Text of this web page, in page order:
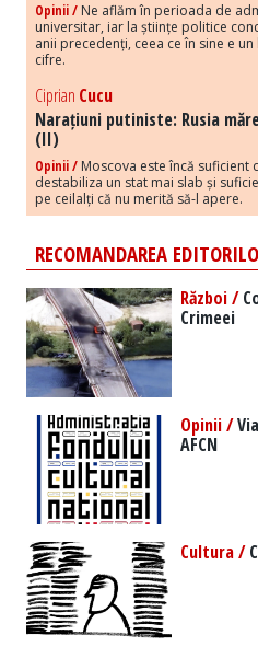
Opinii / Ne aflăm în perioada de
universitar, iar la științe politice
anii precedenți, ceea ce în sine e
cifre.
Ciprian Cucu
Narațiuni putiniste: Rusia
(II)
Opinii / Moscova este încă suficient
destabiliza un stat mai slab și
pe ceilalți că nu merită să-l apere.
RECOMANDAREA
Război /
Crimeei
Opinii /
AFCN
Cultura /